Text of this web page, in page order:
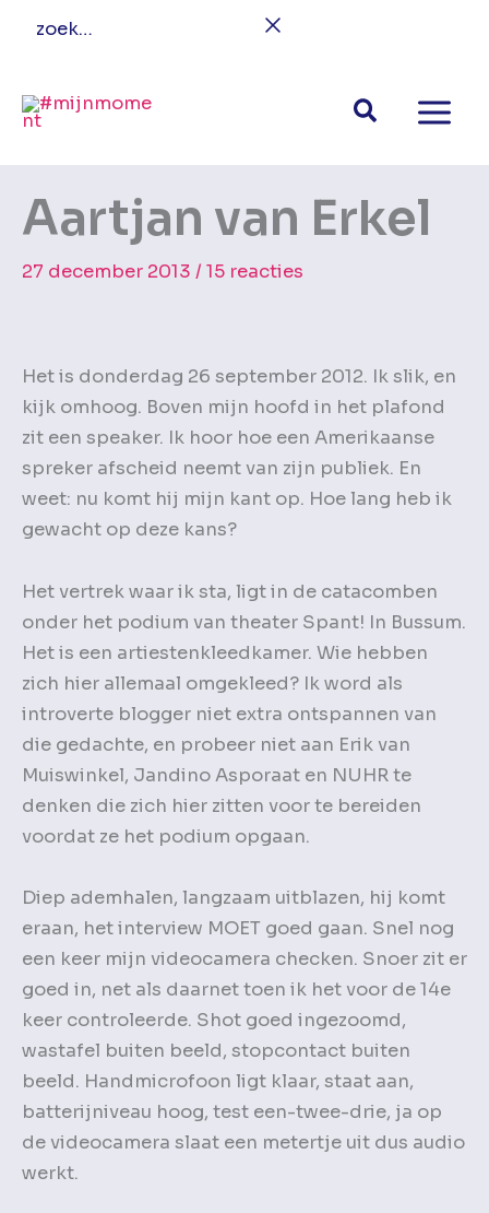
inhoud
Aartjan van Erkel
27 december 2013 / 15 reacties
Het is donderdag 26 september 2012. Ik slik, en
kijk omhoog. Boven mijn hoofd in het plafond
zit een speaker. Ik hoor hoe een Amerikaanse
spreker afscheid neemt van zijn publiek. En
weet: nu komt hij mijn kant op. Hoe lang heb ik
gewacht op deze kans?
Het vertrek waar ik sta, ligt in de catacomben
onder het podium van theater Spant! In Bussum.
Het is een artiestenkleedkamer. Wie hebben
zich hier allemaal omgekleed? Ik word als
introverte blogger niet extra ontspannen van
die gedachte, en probeer niet aan Erik van
Muiswinkel, Jandino Asporaat en NUHR te
denken die zich hier zitten voor te bereiden
voordat ze het podium opgaan.
Diep ademhalen, langzaam uitblazen, hij komt
eraan, het interview MOET goed gaan. Snel nog
een keer mijn videocamera checken. Snoer zit er
goed in, net als daarnet toen ik het voor de 14e
keer controleerde. Shot goed ingezoomd,
wastafel buiten beeld, stopcontact buiten
beeld. Handmicrofoon ligt klaar, staat aan,
batterijniveau hoog, test een-twee-drie, ja op
de videocamera slaat een metertje uit dus audio
werkt.